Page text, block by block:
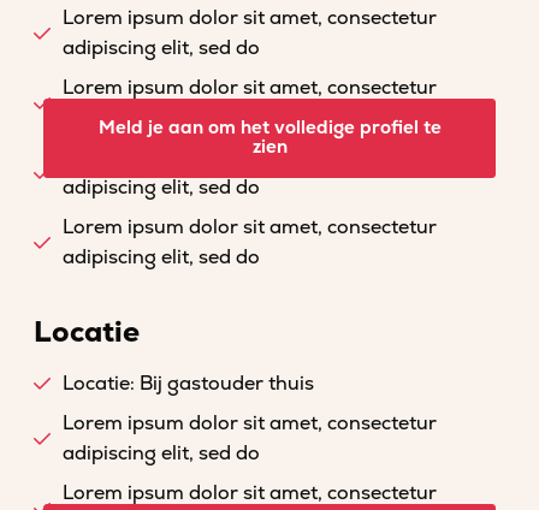
Lorem ipsum dolor sit amet, consectetur
adipiscing elit, sed do
Lorem ipsum dolor sit amet, consectetur
adipiscing elit, sed do
Lorem ipsum dolor sit amet, consectetur
adipiscing elit, sed do
Lorem ipsum dolor sit amet, consectetur
adipiscing elit, sed do
Meld je aan om het volledige profiel te
zien
Locatie
Locatie: Bij gastouder thuis
Lorem ipsum dolor sit amet, consectetur
adipiscing elit, sed do
Lorem ipsum dolor sit amet, consectetur